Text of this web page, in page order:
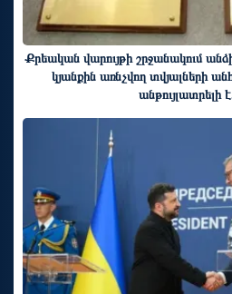
Քրեական վարույթի շրջանակում
կյանքին առնչվող տվյալների
անթույլատրելի